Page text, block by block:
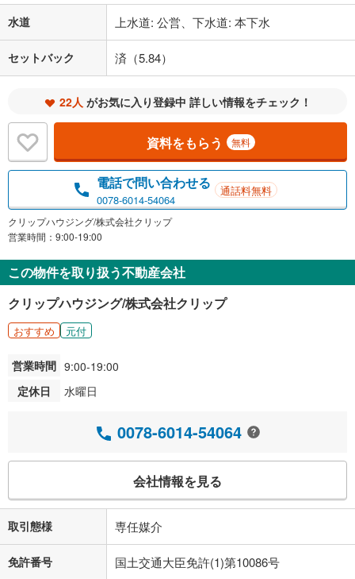
水道 上水道: 公営、下水道: 本下水
セットバック 済（5.84）
22人 がお気に入り登録中 詳しい情報をチェック！
資料をもらう 無料
電話で問い合わせる
0078-6014-54064
通話料無料
クリップハウジング/株式会社クリップ
営業時間：9:00-19:00
この物件を取り扱う不動産会社
クリップハウジング/株式会社クリップ
おすすめ 元付
営業時間 9:00-19:00
定休日
水曜日
0078-6014-54064
会社情報を見る
取引態様 専任媒介
免許番号 国土交通大臣免許(1)第10086号